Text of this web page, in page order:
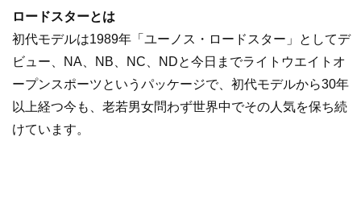
ロードスターとは
初代モデルは1989年「ユーノス・ロードスター」としてデ
ビュー、NA、NB、NC、NDと今日までライトウエイトオ
ープンスポーツというパッケージで、初代モデルから30年
以上経つ今も、老若男女問わず世界中でその人気を保ち続
けています。